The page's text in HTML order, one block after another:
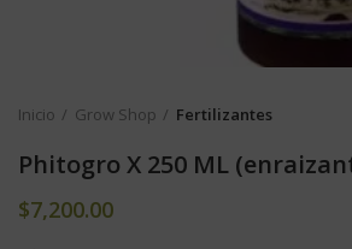
Inicio Grow Shop Fertilizantes
Phitogro X 250 ML
$7,200.00